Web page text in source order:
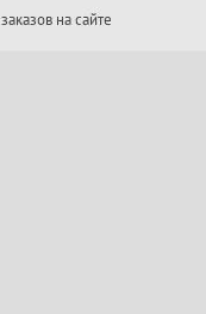
на сайте